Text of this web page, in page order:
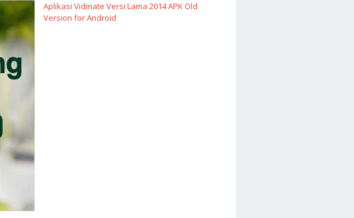
Aplikasi Vidmate Versi Lama 2014 APK Old
Version for Android